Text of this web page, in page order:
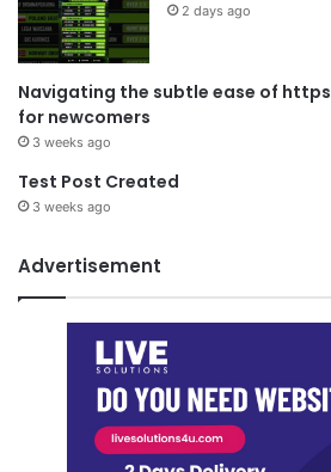
2 days ago
Navigating the subtle ease of
for newcomers
3 weeks ago
Test Post Created
3 weeks ago
Advertisement